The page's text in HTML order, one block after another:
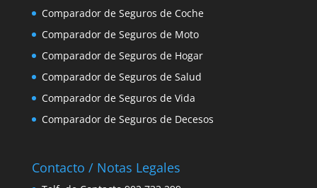
Comparador de Seguros de Coche
Comparador de Seguros de Moto
Comparador de Seguros de Hogar
Comparador de Seguros de Salud
Comparador de Seguros de Vida
Comparador de Seguros de Decesos
Contacto / Notas Legales